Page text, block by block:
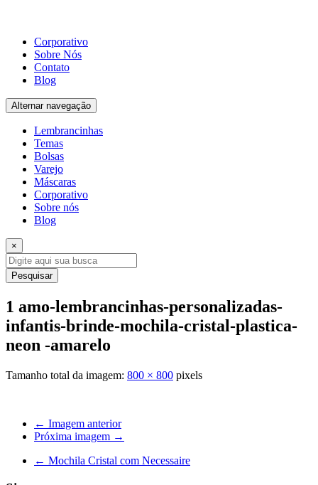
Corporativo
Sobre Nós
Contato
Blog
Alternar navegação
Lembrancinhas
Temas
Bolsas
Varejo
Máscaras
Corporativo
Sobre nós
Blog
×
Pesquisar
1 amo-lembrancinhas-personalizadas-
infantis-brinde-mochila-cristal-plastica-
neon -amarelo
Tamanho total da imagem: 800 × 800 pixels
← Imagem anterior
Próxima imagem →
← Mochila Cristal com Necessaire